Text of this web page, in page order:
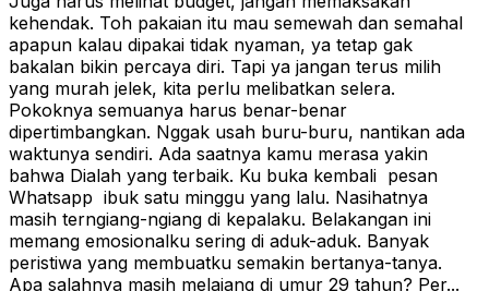
kehendak. Toh pakaian itu mau semewah dan semahal
apapun kalau dipakai tidak nyaman, ya tetap gak
bakalan bikin percaya diri. Tapi ya jangan terus milih
yang murah jelek, kita perlu melibatkan selera.
Pokoknya semuanya harus benar-benar
dipertimbangkan. Nggak usah buru-buru, nantikan ada
waktunya sendiri. Ada saatnya kamu merasa yakin
bahwa Dialah yang terbaik. Ku buka kembali pesan
Whatsapp ibuk satu minggu yang lalu. Nasihatnya
masih terngiang-ngiang di kepalaku. Belakangan ini
memang emosionalku sering di aduk-aduk. Banyak
peristiwa yang membuatku semakin bertanya-tanya.
Apa salahnya masih melajang di umur 29 tahun? Per...